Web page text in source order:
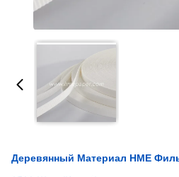
Деревянный Материал HME